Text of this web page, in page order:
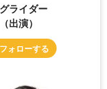
ライダー
（出演）